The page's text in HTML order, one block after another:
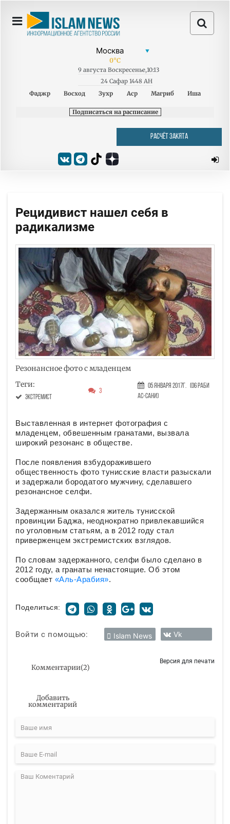
0°C
9 августа Воскресенье,10:13
24 Сафар 1448 AH
Фаджр
Восход Зухр Аср Магриб Иша
Подписаться на расписание
РАСЧЁТ ЗАКЯТА
Рецидивист нашел себя в
радикализме
Резонансное фото с младенцем
Теги:
экстремист
3
05 Января 2017г. (06 Раби
ас-сани)
Выставленная в интернет фотография с
младенцем, обвешенным гранатами, вызвала
широкий резонанс в обществе.
После появления взбудоражившего
общественность фото тунисские власти разыскали
и задержали бородатого мужчину, сделавшего
резонансное селфи.
Задержанным оказался житель тунисской
провинции Баджа, неоднократно привлекавшийся
по уголовным статьям, а в 2012 году стал
приверженцем экстремистских взглядов.
По словам задержанного, селфи было сделано в
2012 году, а гранаты ненастоящие. Об этом
сообщает «Аль-Арабия».
Поделиться:
Войти с помощью: Islam News Vk
Комментарии(2)
Версия для печати
Добавить
комментарий